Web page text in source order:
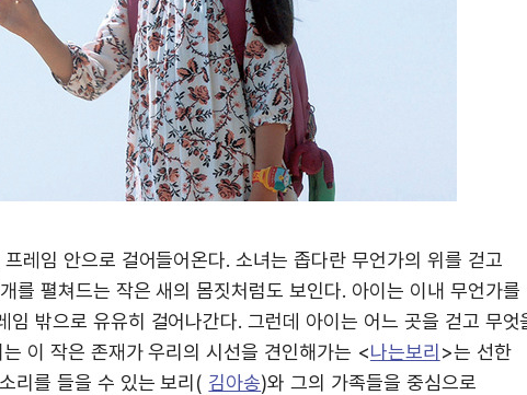
레임 안으로 걸어들어온다. 소녀는 좁다란 무언가의 위를 걷고
를 펼쳐드는 작은 새의 몸짓처럼도 보인다. 아이는 이내 무언가를
밖으로 유유히 걸어나간다. 그런데 아이는 어느 곳을 걷고 무엇
이 작은 존재가 우리의 시선을 견인해가는 <나는보리 >는 선한
리를 들을 수 있는 보리( 김아송)와 그의 가족들을 중심으로